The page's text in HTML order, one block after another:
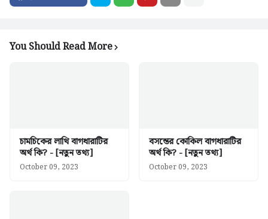
You Should Read More
চামচিকের লাথি বাগধারাটির
অর্থ কি? - [নতুন তথ্য]
October 09, 2023
বসন্তের কোকিল বাগধারাটির
অর্থ কি? - [নতুন তথ্য]
October 09, 2023